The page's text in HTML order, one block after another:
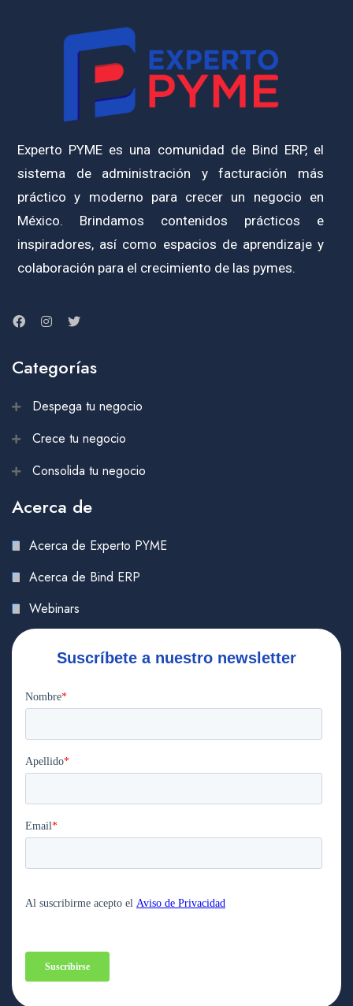
Experto PYME es una comunidad de Bind ERP, el
sistema de administración y facturación más
práctico y moderno para crecer un negocio en
México. Brindamos contenidos prácticos e
inspiradores, así como espacios de aprendizaje y
colaboración para el crecimiento de las pymes.
Categorías
Despega tu negocio
Crece tu negocio
Consolida tu negocio
Acerca de
Acerca de Experto PYME
Acerca de Bind ERP
Webinars
Suscríbete a nuestro newsletter